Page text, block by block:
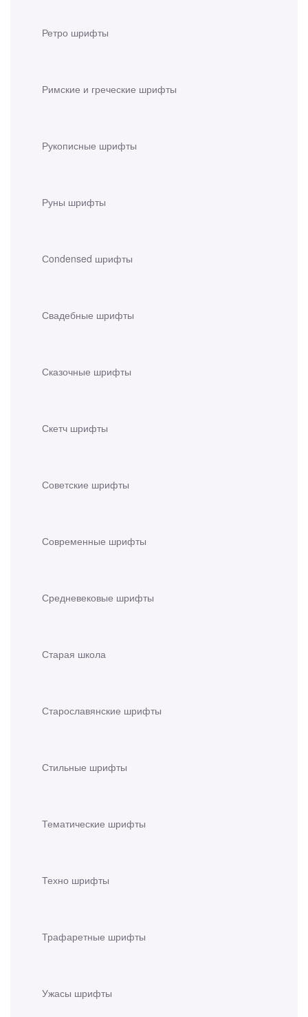
Ретро шрифты
Римские и греческие шрифты
Рукописные шрифты
Руны шрифты
Сondensed шрифты
Свадебные шрифты
Сказочные шрифты
Скетч шрифты
Советские шрифты
Современные шрифты
Средневековые шрифты
Старая школа
Старославянские шрифты
Стильные шрифты
Тематические шрифты
Техно шрифты
Трафаретные шрифты
Ужасы шрифты